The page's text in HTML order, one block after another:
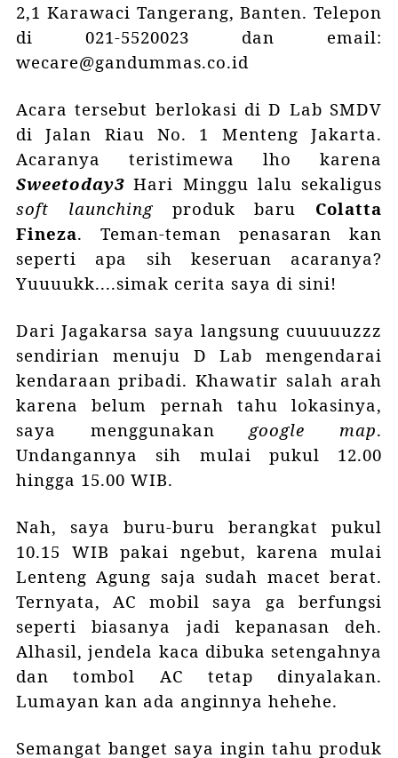
2,1 Karawaci Tangerang, Banten. Telepon
di 021-5520023 dan email:
wecare@gandummas.co.id
Acara tersebut berlokasi di D Lab SMDV
di Jalan Riau No. 1 Menteng Jakarta.
Acaranya teristimewa lho karena
Sweetoday3Hari Minggu lalu sekaligus
soft launchingproduk baru Colatta
Fineza. Teman-teman penasaran kan
seperti apa sih keseruan acaranya?
Yuuuukk....simak cerita saya di sini!
Dari Jagakarsa saya langsung cuuuuuzzz
sendirian menuju D Lab mengendarai
kendaraan pribadi. Khawatir salah arah
karena belum pernah tahu lokasinya,
saya menggunakangoogle map.
Undangannya sih mulai pukul 12.00
hingga 15.00 WIB.
Nah, saya buru-buru berangkat pukul
10.15 WIB pakai ngebut, karena mulai
Lenteng Agung saja sudah macet berat.
Ternyata, AC mobil saya ga berfungsi
seperti biasanya jadi kepanasan deh.
Alhasil, jendela kaca dibuka setengahnya
dan tombol AC tetap dinyalakan.
Lumayan kan ada anginnya hehehe.
Semangat banget saya ingin tahu produk